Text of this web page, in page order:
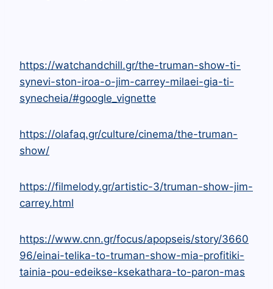
https://watchandchill.gr/the-truman-show-ti-
synevi-ston-iroa-o-jim-carrey-milaei-gia-ti-
synecheia/#google_vignette
https://olafaq.gr/culture/cinema/the-truman-
show/
https://filmelody.gr/artistic-3/truman-show-jim-
carrey.html
https://www.cnn.gr/focus/apopseis/story/3660
96/einai-telika-to-truman-show-mia-profitiki-
tainia-pou-edeikse-ksekathara-to-paron-mas